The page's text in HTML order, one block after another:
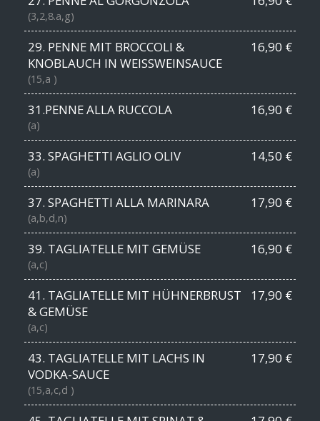
(3,2,8.a,g)
29. PENNE MIT BROCCOLI &
KNOBLAUCH IN WEISSWEINSAUCE
16,90 €
(15,a )
31.PENNE ALLA RUCCOLA 16,90 €
(a)
33. SPAGHETTI AGLIO OLIV 14,50 €
(a)
37. SPAGHETTI ALLA MARINARA 17,90 €
(a,b,d,n)
39. TAGLIATELLE MIT GEMÜSE 16,90 €
(a,c)
41. TAGLIATELLE MIT HÜHNERBRUST
& GEMÜSE
17,90 €
(a,c)
43. TAGLIATELLE MIT LACHS IN
VODKA-SAUCE
17,90 €
(15,a,c,d )